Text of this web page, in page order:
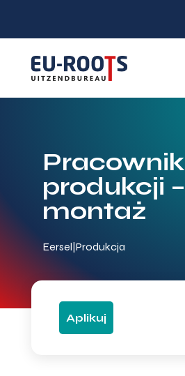
Pracownik
produkcji –
montaż
Eersel|Produkcja
Aplikuj